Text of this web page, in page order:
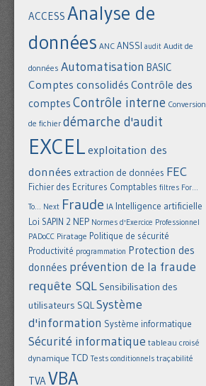
ACCESS Analyse de
données ANC ANSSI audit Audit de
données Automatisation BASIC
Comptes consolidés Contrôle des
comptes Contrôle interne Conversion
de fichier démarche d'audit
EXCEL exploitation des
données extraction de données FEC
Fichier des Ecritures Comptables filtres For...
To... Next Fraude IA Intelligence artificielle
Loi SAPIN 2 NEP Normes d'Exercice Professionnel
PADoCC Piratage Politique de sécurité
Productivité programmation Protection des
données prévention de la fraude
requête SQL Sensibilisation des
utilisateurs SQLSystème
d'information Système informatique
Sécurité informatique tableau croisé
dynamique TCD Tests conditionnels traçabilité
TVAVBA